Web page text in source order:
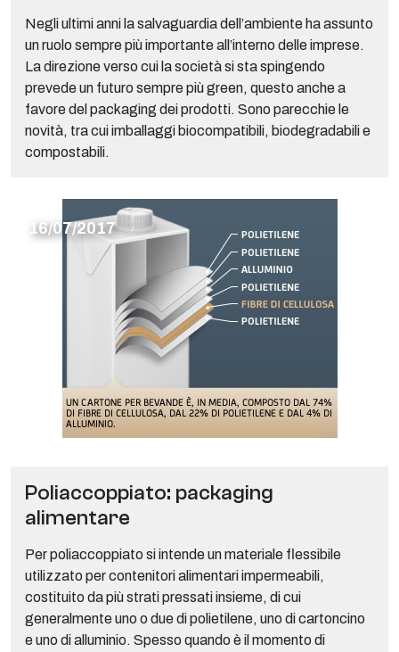
Negli ultimi anni la salvaguardia dell’ambiente ha assunto
un ruolo sempre più importante all’interno delle imprese.
La direzione verso cui la società si sta spingendo
prevede un futuro sempre più green, questo anche a
favore del packaging dei prodotti. Sono parecchie le
novità, tra cui imballaggi biocompatibili, biodegradabili e
compostabili.
16/07/2017
Poliaccoppiato: packaging
alimentare
Per poliaccoppiato si intende un materiale flessibile
utilizzato per contenitori alimentari impermeabili,
costituito da più strati pressati insieme, di cui
generalmente uno o due di polietilene, uno di cartoncino
e uno di alluminio. Spesso quando è il momento di